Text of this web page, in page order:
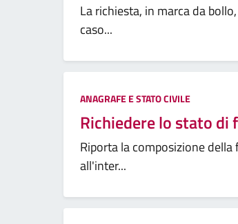
La richiesta, in marca da
caso...
ANAGRAFE E STATO CIVILE
Richiedere lo stato di
Riporta la composizione
all'inter...